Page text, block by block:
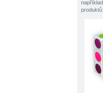
produktů: